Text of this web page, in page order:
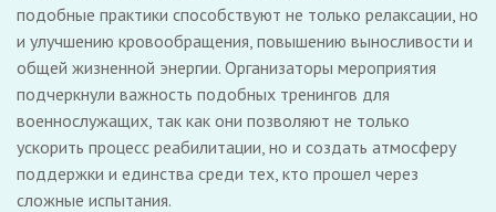
подобные практики способствуют не только релаксации, но
и улучшению кровообращения, повышению выносливости и
общей жизненной энергии. Организаторы мероприятия
подчеркнули важность подобных тренингов для
военнослужащих, так как они позволяют не только
ускорить процесс реабилитации, но и создать атмосферу
поддержки и единства среди тех, кто прошел через
сложные испытания.